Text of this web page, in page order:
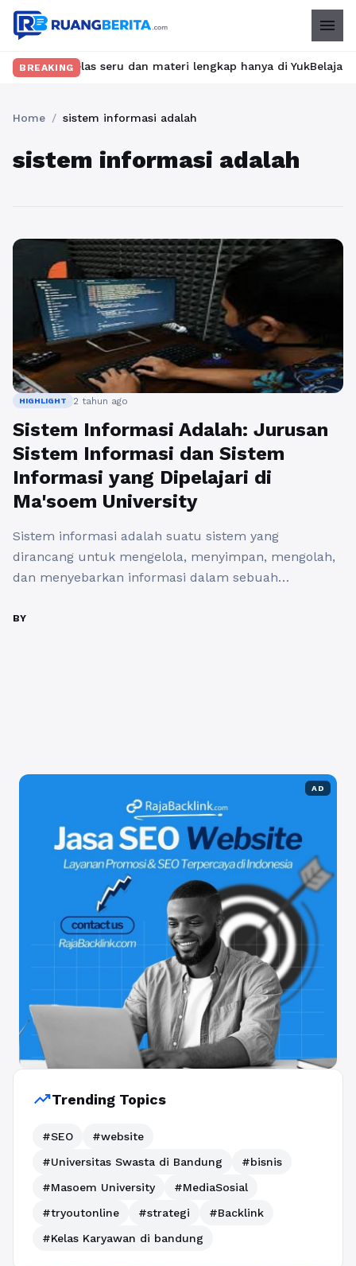
menu
BREAKING
kelas seru dan materi lengkap hanya di YukBelajar.com.
Home / sistem informasi adalah
sistem informasi adalah
HIGHLIGHT 2 tahun ago
Sistem Informasi Adalah: Jurusan
Sistem Informasi dan Sistem
Informasi yang Dipelajari di
Ma'soem University
Sistem informasi adalah suatu sistem yang
dirancang untuk mengelola, menyimpan, mengolah,
dan menyebarkan informasi dalam sebuah
penting dalam mendukung berbagai kegiatan
BY
AD
trending_upTrending Topics
#SEO
#website
#Universitas Swasta di Bandung
#bisnis
#Masoem University
#MediaSosial
#tryoutonline
#strategi
#Backlink
#Kelas Karyawan di bandung